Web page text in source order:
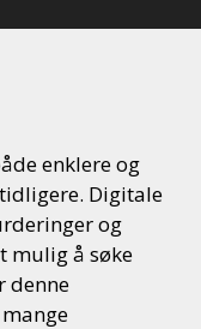
enklere og
Digitale
og
mulig å søke
denne